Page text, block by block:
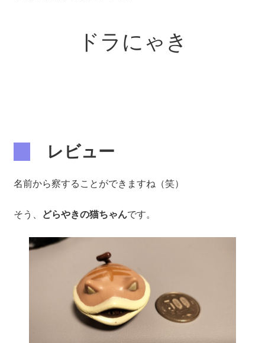
ドラにゃき
レビュー
名前から察することができますね（笑）
そう、 どらやきの猫ちゃんです。